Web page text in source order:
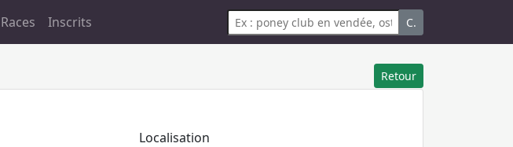
Races Inscrits C.
Retour
Localisation